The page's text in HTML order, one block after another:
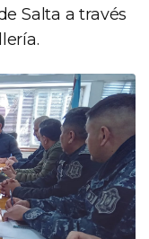
Salta a través